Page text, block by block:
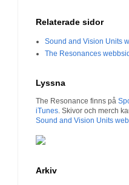
Relaterade sidor
Sound and Vision Units
The Resonances
Lyssna
The Resonance finns på
iTunes. Skivor och merch
Sound and Vision Units
Arkiv